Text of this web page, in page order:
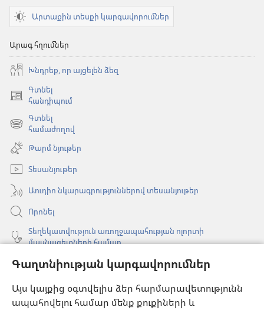
Գաղտնիության կարգավորումներ
Այս կայքից օգտվելիս ձեր հարմարավետությունն
ապահովելու համար մենք քուքիների և
Արտաքին տեսքի կարգավորումներ
Արագ հղումներ
Խնդրեք, որ այցելեն ձեզ
Գտնել
հանդիպում
(բացվում
նոր
պատուհան)
Գտնել
համաժողով
(բացվում
նոր
պատուհան)
Թարմ նյութեր
Տեսանյութեր
Աուդիո նկարագրություններով տեսանյութեր
Որոնել
Տեղեկատվություն առողջապահության ոլորտի
մասնագետների համար
Գլոբալ հաղորդակցություն
Օգնություն